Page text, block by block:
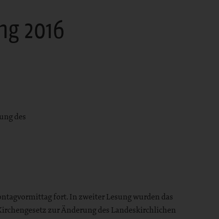
2016
des
fort. In zweiter Lesung wurden das
zur Änderung des Landeskirchlichen